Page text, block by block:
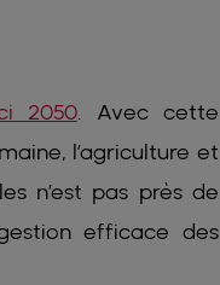
2050. Avec cette
l’agriculture et
n’est pas près de
efficace des